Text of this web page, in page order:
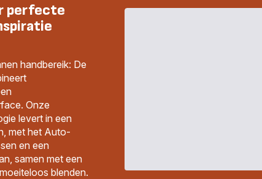
perfecte
handbereik: De
Onze
levert in een
met het Auto-
en een
samen met een
blenden.